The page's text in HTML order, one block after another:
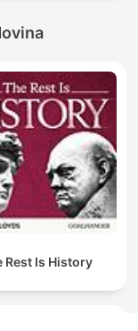
Rest Is History